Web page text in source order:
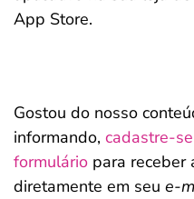
App Store.
Gostou do nosso
informando, cadastre-
formulário para receber
diretamente em seu e-